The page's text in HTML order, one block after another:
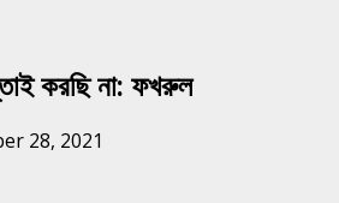
করছি না: ফখরুল
28, 2021